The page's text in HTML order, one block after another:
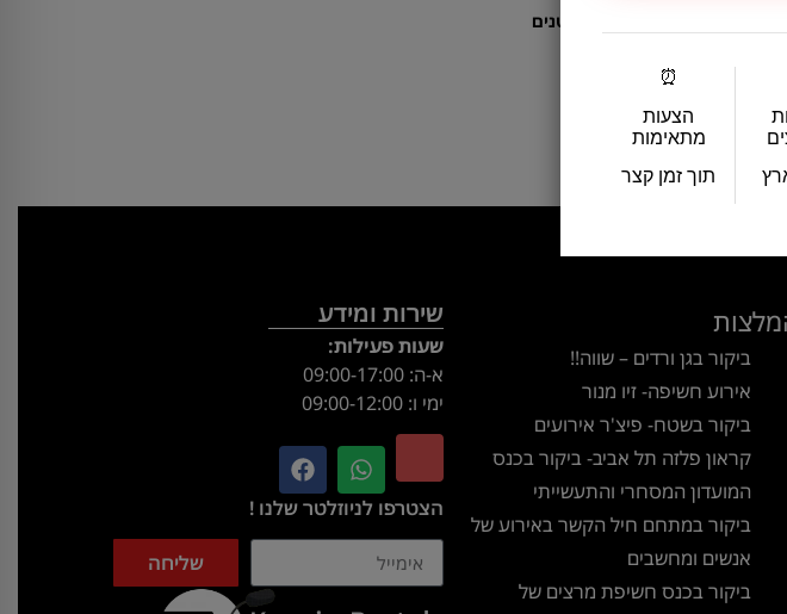
מקום לאירועים קטנים
ביקור בגן ורדים – שווה!!
אירוע חשיפה- זיו מנור
ביקור בשטח- פיצ'ר אירועים
קראון פלזה תל אביב- ביקור בכנס
המועדון המסחרי והתעשייתי
ביקור במתחם חיל הקשר באירוע של
אנשים ומחשבים
ביקור בכנס חשיפת מרצים של
שירות ומידע
שעות פעילות:
א-ה: 09:00-17:00
ימי ו: 09:00-12:00
הצטרפו לניוזלטר שלנו !
שליחה
⏰
הצעות
מתאימות
תוך זמן קצר